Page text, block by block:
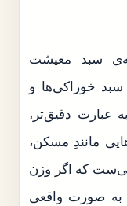
سبد معیشت
سبد خوراکی‌ها و
عبارت دقیق‌تر،
مانندِ مسکن،
که اگر وزن
به صورت واقعی